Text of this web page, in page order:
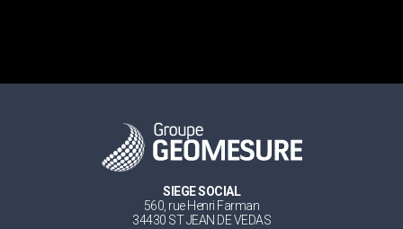
SIEGE SOCIAL
560, rue Henri Farman
34430 ST JEAN DE VEDAS